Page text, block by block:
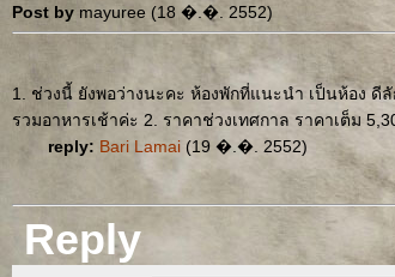
Post by mayuree (18 �.�. 2552)
1. ช่วงนี้ ยังพอว่างนะคะ ห้องพักที่แนะนำ เป็นห้อง ดี
รวมอาหารเช้าค่ะ 2. ราคาช่วงเทศกาล ราคาเต็ม
reply: Bari Lamai (19 �.�. 2552)
Reply